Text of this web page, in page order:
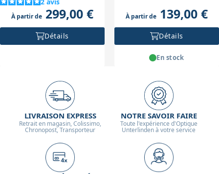
À partir de 299,00 €
Détails
À partir de 139,00 €
Détails
En stock
LIVRAISON EXPRESS
Retrait en magasin, Colissimo,
Chronopost, Transporteur
NOTRE SAVOIR FAIRE
Toute l'expérience d'Optique
Unterlinden à votre service